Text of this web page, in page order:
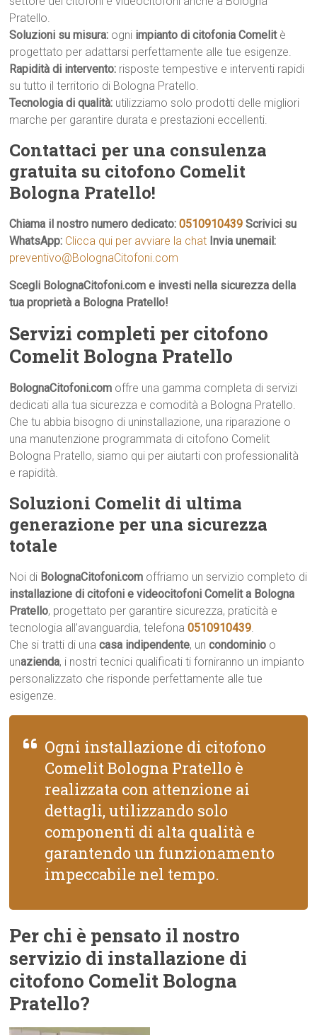
Pratello.
Soluzioni su misura: ogni impianto di citofonia Comelitè
progettato per adattarsi perfettamente alle tue esigenze.
Rapidità di intervento: risposte tempestive e interventi rapidi
su tutto il territorio di Bologna Pratello.
Tecnologia di qualità: utilizziamo solo prodotti delle migliori
marche per garantire durata e prestazioni eccellenti.
Contattaci per una consulenza
gratuita su citofono Comelit
Bologna Pratello!
Chiama il nostro numero dedicato:0510910439 Scrivici su
WhatsApp: Clicca qui per avviare la chat Invia unemail:
preventivo@BolognaCitofoni.com
Scegli BolognaCitofoni.com e investi nella sicurezza della
tua proprietà a Bologna Pratello!
Servizi completi per citofono
Comelit Bologna Pratello
BolognaCitofoni.com offre una gamma completa di servizi
dedicati alla tua sicurezza e comodità a Bologna Pratello.
Che tu abbia bisogno di uninstallazione, una riparazione o
una manutenzione programmata di citofono Comelit
Bologna Pratello, siamo qui per aiutarti con professionalità
e rapidità.
Soluzioni Comelit di ultima
generazione per una sicurezza
totale
Noi di BolognaCitofoni.com offriamo un servizio completo di
installazione di citofoni e videocitofoni Comelit a Bologna
Pratello, progettato per garantire sicurezza, praticità e
tecnologia all’avanguardia, telefona0510910439.
Che si tratti di unacasa indipendente, uncondominio o
unazienda, i nostri tecnici qualificati ti forniranno un impianto
personalizzato che risponde perfettamente alle tue
esigenze.
Ogni installazione di citofono
Comelit Bologna Pratello è
realizzata con attenzione ai
dettagli, utilizzando solo
componenti di alta qualità e
garantendo un funzionamento
impeccabile nel tempo.
Per chi è pensato il nostro
servizio di installazione di
citofono Comelit Bologna
Pratello?